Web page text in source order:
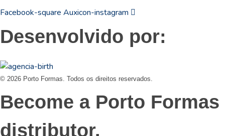
Facebook-square Auxicon-instagram
Desenvolvido por:
© 2026 Porto Formas. Todos os direitos reservados.
Become a Porto Formas
distributor.